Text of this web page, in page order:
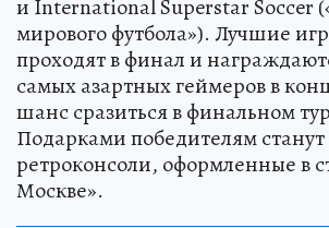
и International Superstar Soccer
мирового футбола»). Лучшие
проходят в финал и
самых азартных геймеров в
шанс сразиться в финальном
Подарками победителям
ретроконсоли, оформленные в
Москве».